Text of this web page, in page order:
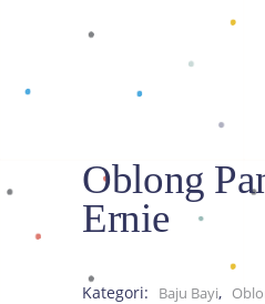
Oblong
Ernie
Kategori: Baju Bayi,